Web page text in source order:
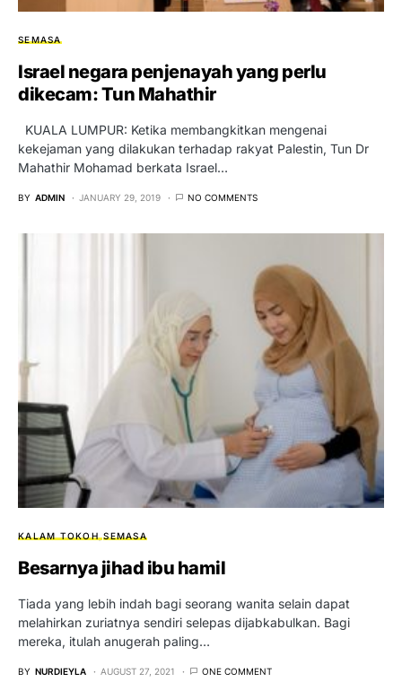
SEMASA
Israel negara penjenayah yang perlu
dikecam: Tun Mahathir
KUALA LUMPUR: Ketika membangkitkan mengenai
kekejaman yang dilakukan terhadap rakyat Palestin, Tun Dr
Mahathir Mohamad berkata Israel…
BY ADMIN JANUARY 29, 2019 NO COMMENTS
KALAM TOKOH SEMASA
Besarnya jihad ibu hamil
Tiada yang lebih indah bagi seorang wanita selain dapat
melahirkan zuriatnya sendiri selepas dijabkabulkan. Bagi
mereka, itulah anugerah paling…
BY NURDIEYLA AUGUST 27, 2021 ONE COMMENT